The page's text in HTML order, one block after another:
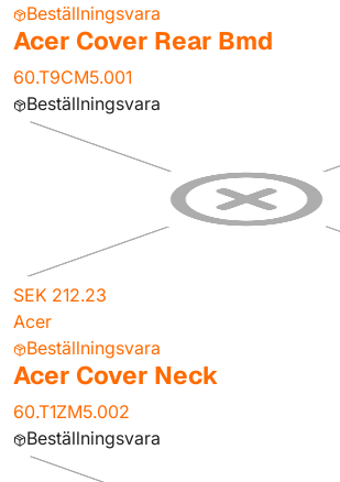
Beställningsvara
Acer Cover Rear Bmd
60.T9CM5.001
Beställningsvara
SEK 212.23
Acer
Beställningsvara
Acer Cover Neck
60.T1ZM5.002
Beställningsvara